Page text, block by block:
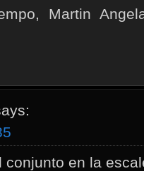
Martin
conjunto en la